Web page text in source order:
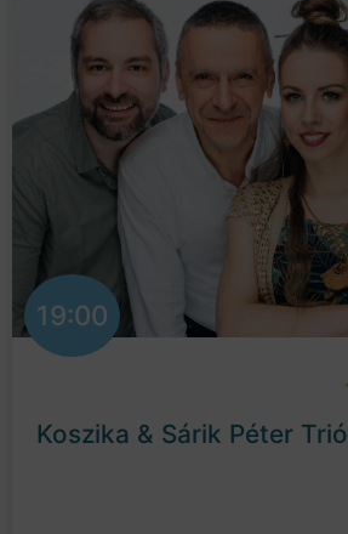
19:00
Koszika & Sárik Péter Trió